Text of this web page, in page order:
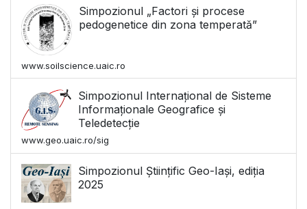
Simpozionul „Factori și procese
pedogenetice din zona temperată”
www.soilscience.uaic.ro
Simpozionul Internațional de Sisteme
Informaționale Geografice și
Teledetecție
www.geo.uaic.ro/sig
Simpozionul Științific Geo-Iași, ediția
2025